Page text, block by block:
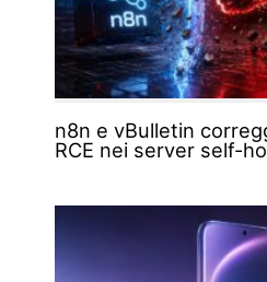
n8n e vBulletin
RCE nei server self-